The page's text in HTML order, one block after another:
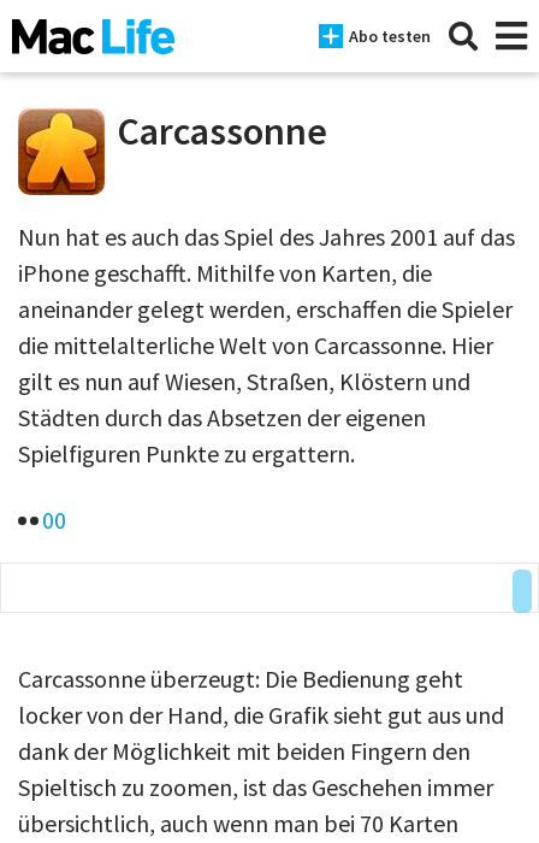
Abo testen
News
iPhone
Mac
iPad
Tests
Tipps
Anmelden
Carcassonne
Nun hat es auch das Spiel des Jahres 2001 auf das
iPhone geschafft. Mithilfe von Karten, die
aneinander gelegt werden, erschaffen die Spieler
die mittelalterliche Welt von Carcassonne. Hier
gilt es nun auf Wiesen, Straßen, Klöstern und
Städten durch das Absetzen der eigenen
Spielfiguren Punkte zu ergattern.
00
Carcassonne überzeugt: Die Bedienung geht
locker von der Hand, die Grafik sieht gut aus und
dank der Möglichkeit mit beiden Fingern den
Spieltisch zu zoomen, ist das Geschehen immer
übersichtlich, auch wenn man bei 70 Karten